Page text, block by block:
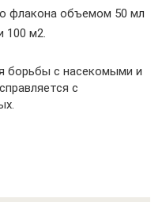
флакона объемом 50 мл
100 м2.
борьбы с насекомыми и
с